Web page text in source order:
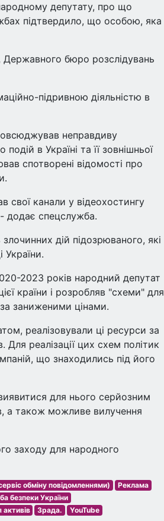
депутату, про що
підтвердило, що особою, яка
бюро розслідувань
підривною діяльністю в
неправдиву
в Україні та її зовнішньої
спотворені відомості про
свої канали у відеохостингу
додає спецслужба.
дій підозрюваного, які
2023 років народний депутат
країни і розробляв "схеми" для
заниженими цінами.
реалізовували ці ресурси за
реалізації цих схем політик
що знаходились під його
для нього серйозним
а також можливе вилучення
заходу для народного
обміну повідомленнями)
Реклама
безпеки України
активів Зрада.
YouTube